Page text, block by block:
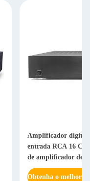
Amplificador digital
entrada RCA 16
de amplificador de
Obtenha o melhor